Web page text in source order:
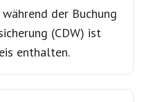
der Buchung
(CDW) ist
enthalten.